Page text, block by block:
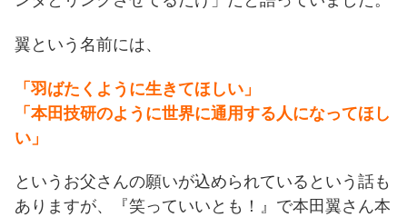
翼という名前には、
「羽ばたくように生きてほしい」
「本田技研のように世界に通用する人になってほし
い」
というお父さんの願いが込められているという話も
ありますが、『笑っていいとも！』で本田翼さん本